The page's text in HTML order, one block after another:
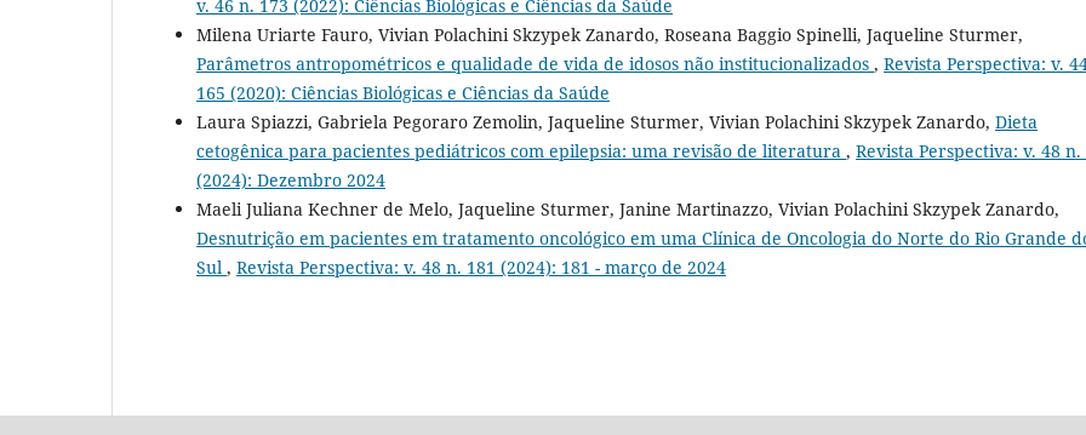
v. 46 n. 173 (2022): Ciências Biológicas e Ciências da Saúde
Milena Uriarte Fauro, Vivian Polachini Skzypek Zanardo, Roseana Baggio Spinelli, Jaqueline Sturmer,
Parâmetros antropométricos e qualidade de vida de idosos não institucionalizados , Revista Perspectiva: v.
165 (2020): Ciências Biológicas e Ciências da Saúde
Laura Spiazzi, Gabriela Pegoraro Zemolin, Jaqueline Sturmer, Vivian Polachini Skzypek Zanardo, Dieta
cetogênica para pacientes pediátricos com epilepsia: uma revisão de literatura , Revista Perspectiva: v. 48 n.
(2024): Dezembro 2024
Maeli Juliana Kechner de Melo, Jaqueline Sturmer, Janine Martinazzo, Vivian Polachini Skzypek Zanardo,
Desnutrição em pacientes em tratamento oncológico em uma Clínica de Oncologia do Norte do Rio Grande
Sul , Revista Perspectiva: v. 48 n. 181 (2024): 181 - março de 2024